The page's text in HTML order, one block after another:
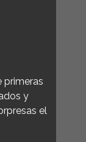
primeras
y
el